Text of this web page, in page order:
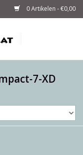
0 Artikelen - €0,00
7-XD